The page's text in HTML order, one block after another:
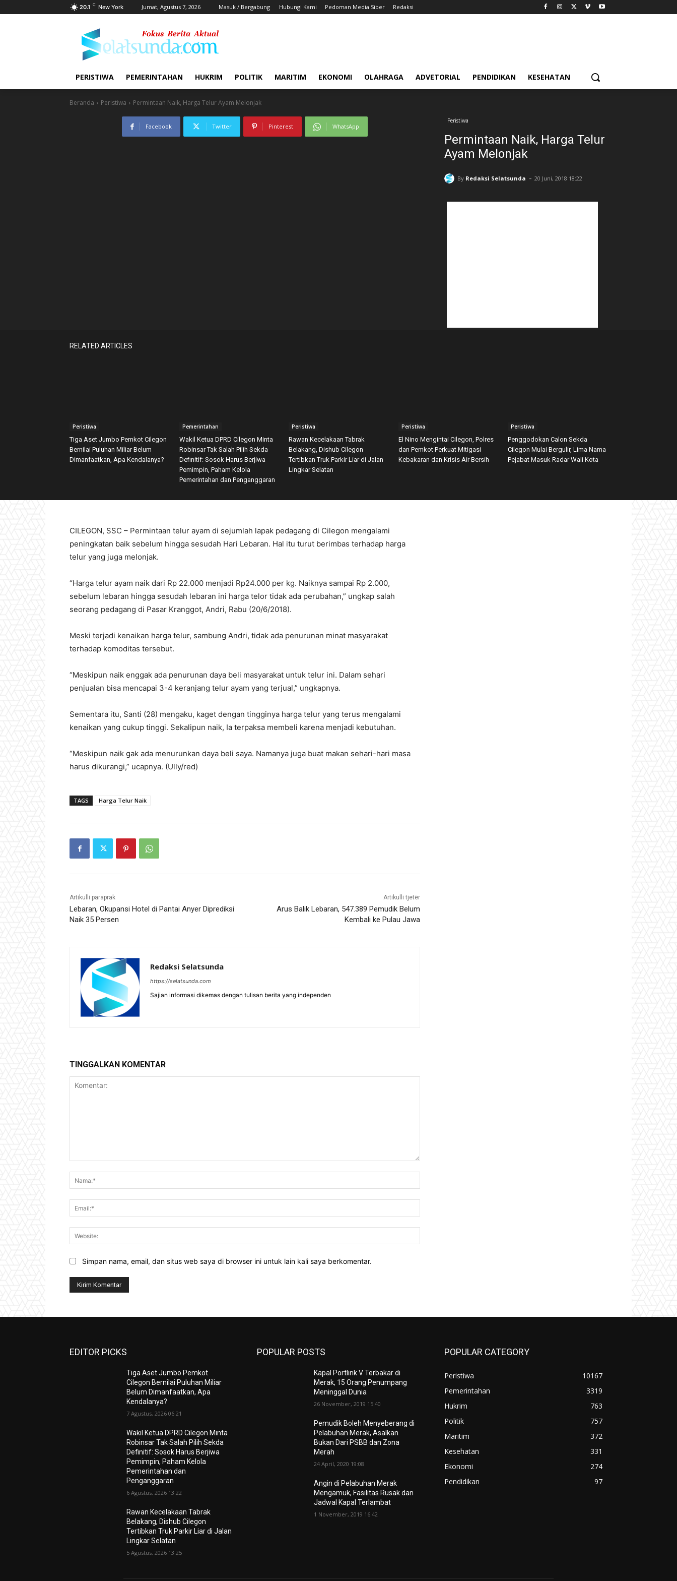
20.1 C New York Jumat, Agustus 7, 2026 Masuk / Bergabung Hubungi Kami Pedoman Media Siber Redaksi
PERISTIWA PEMERINTAHAN HUKRIM POLITIK MARITIM EKONOMI OLAHRAGA ADVETORIAL PENDIDIKAN KESEHATAN
Beranda Peristiwa Permintaan Naik, Harga Telur Ayam Melonjak
Facebook Twitter Pinterest WhatsApp
Peristiwa
Permintaan Naik, Harga Telur
Ayam Melonjak
By Redaksi Selatsunda - 20 Juni, 2018 18:22
RELATED ARTICLES
Peristiwa
Tiga Aset Jumbo Pemkot Cilegon
Bernilai Puluhan Miliar Belum
Dimanfaatkan, Apa Kendalanya?
Pemerintahan
Wakil Ketua DPRD Cilegon Minta
Robinsar Tak Salah Pilih Sekda
Definitif: Sosok Harus Berjiwa
Pemimpin, Paham Kelola
Pemerintahan dan Penganggaran
Peristiwa
Rawan Kecelakaan Tabrak
Belakang, Dishub Cilegon
Tertibkan Truk Parkir Liar di Jalan
Lingkar Selatan
Peristiwa
El Nino Mengintai Cilegon, Polres
dan Pemkot Perkuat Mitigasi
Kebakaran dan Krisis Air Bersih
Peristiwa
Penggodokan Calon Sekda
Cilegon Mulai Bergulir, Lima Nama
Pejabat Masuk Radar Wali Kota
CILEGON, SSC – Permintaan telur ayam di sejumlah lapak pedagang di Cilegon mengalami
peningkatan baik sebelum hingga sesudah Hari Lebaran. Hal itu turut berimbas terhadap harga
telur yang juga melonjak.
“Harga telur ayam naik dari Rp 22.000 menjadi Rp24.000 per kg. Naiknya sampai Rp 2.000,
sebelum lebaran hingga sesudah lebaran ini harga telor tidak ada perubahan,” ungkap salah
seorang pedagang di Pasar Kranggot, Andri, Rabu (20/6/2018).
Meski terjadi kenaikan harga telur, sambung Andri, tidak ada penurunan minat masyarakat
terhadap komoditas tersebut.
“Meskipun naik enggak ada penurunan daya beli masyarakat untuk telur ini. Dalam sehari
penjualan bisa mencapai 3-4 keranjang telur ayam yang terjual,” ungkapnya.
Sementara itu, Santi (28) mengaku, kaget dengan tingginya harga telur yang terus mengalami
kenaikan yang cukup tinggi. Sekalipun naik, Ia terpaksa membeli karena menjadi kebutuhan.
“Meskipun naik gak ada menurunkan daya beli saya. Namanya juga buat makan sehari-hari masa
harus dikurangi,” ucapnya. (Ully/red)
TAGS Harga Telur Naik
Artikulli paraprak
Lebaran, Okupansi Hotel di Pantai Anyer Diprediksi
Naik 35 Persen
Artikulli tjetër
Arus Balik Lebaran, 547.389 Pemudik Belum
Kembali ke Pulau Jawa
Redaksi Selatsunda
https://selatsunda.com
Sajian informasi dikemas dengan tulisan berita yang independen
TINGGALKAN KOMENTAR
Simpan nama, email, dan situs web saya di browser ini untuk lain kali saya berkomentar.
EDITOR PICKS
Tiga Aset Jumbo Pemkot
Cilegon Bernilai Puluhan Miliar
Belum Dimanfaatkan, Apa
Kendalanya?
7 Agustus, 2026 06:21
Wakil Ketua DPRD Cilegon Minta
Robinsar Tak Salah Pilih Sekda
Definitif: Sosok Harus Berjiwa
Pemimpin, Paham Kelola
Pemerintahan dan
Penganggaran
6 Agustus, 2026 13:22
Rawan Kecelakaan Tabrak
Belakang, Dishub Cilegon
Tertibkan Truk Parkir Liar di Jalan
Lingkar Selatan
5 Agustus, 2026 13:25
POPULAR POSTS
Kapal Portlink V Terbakar di
Merak, 15 Orang Penumpang
Meninggal Dunia
26 November, 2019 15:40
Pemudik Boleh Menyeberang di
Pelabuhan Merak, Asalkan
Bukan Dari PSBB dan Zona
Merah
24 April, 2020 19:08
Angin di Pelabuhan Merak
Mengamuk, Fasilitas Rusak dan
Jadwal Kapal Terlambat
1 November, 2019 16:42
POPULAR CATEGORY
Peristiwa
10167
Pemerintahan
3319
Hukrim
763
Politik
757
Maritim
372
Kesehatan
331
Ekonomi
274
Pendidikan
97